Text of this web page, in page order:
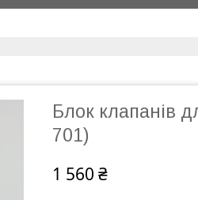
Блок клапанів
701)
1 560 ₴